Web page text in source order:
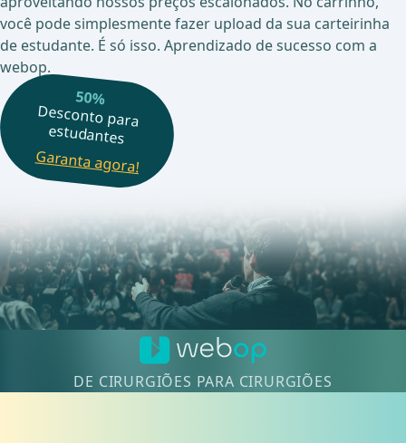
você pode simplesmente fazer upload da sua carteirinha
de estudante. É só isso. Aprendizado de sucesso com a
webop.
50%
Desconto para
estudantes
Garanta agora!
DE CIRURGIÕES PARA CIRURGIÕES